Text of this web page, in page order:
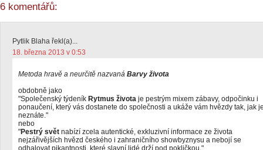
6 komentářů:
Pytlik Blaha řekl(a)...
18. března 2013 v 0:53
Metoda hravě a neurčitě nazvaná Barvy života
obdobně jako
"Společenský týdeník Rytmus života je pestrým mixem zábavy, odpočinku i
ponaučení, který vás dostanete do společnosti a ukáže vám hvězdy tak, jak
neznáte."
nebo
"Pestrý svět nabízí zcela autentické, exkluzivní informace ze života
nejzářivějších hvězd českého i zahraničního showbyznysu a nebojí se
odhalovat pikantnosti, které slavní lidé drží pod pokličkou."